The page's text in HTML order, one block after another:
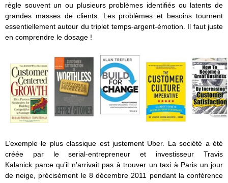
règle souvent un ou plusieurs problèmes identifiés ou latents de
grandes masses de clients. Les problèmes et besoins tournent
essentiellement autour du triplet temps-argent-émotion. Il faut juste
en comprendre le dosage !
L’exemple le plus classique est justement Uber. La société a été
créée par le serial-entrepreneur et investisseur Travis
Kalanick parce qu’il n’arrivait pas à trouver un taxi à Paris un jour
de neige, précisément le 8 décembre 2011 pendant la conférence